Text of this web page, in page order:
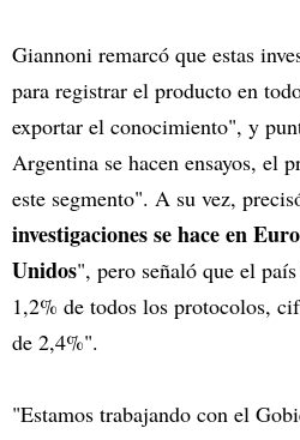
Giannoni remarcó que estas
para registrar el producto en
exportar el conocimiento", y
Argentina se hacen ensayos, el
este segmento". A su vez,
investigaciones se hace en
Unidos", pero señaló que el
1,2% de todos los protocolos,
de 2,4%".
"Estamos trabajando con el